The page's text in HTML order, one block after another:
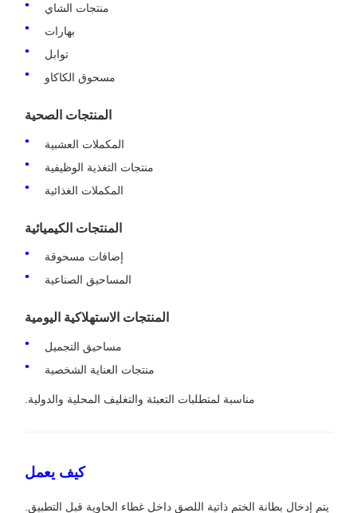
منتجات الشاي
بهارات
توابل
مسحوق الكاكاو
المنتجات الصحية
المكملات العشبية
منتجات التغذية الوظيفية
المكملات الغذائية
المنتجات الكيميائية
إضافات مسحوقة
المساحيق الصناعية
المنتجات الاستهلاكية اليومية
مساحيق التجميل
منتجات العناية الشخصية
مناسبة لمتطلبات التعبئة والتغليف المحلية والدولية.
كيف يعمل
يتم إدخال بطانة الختم ذاتية اللصق داخل غطاء الحاوية قبل التطبيق.